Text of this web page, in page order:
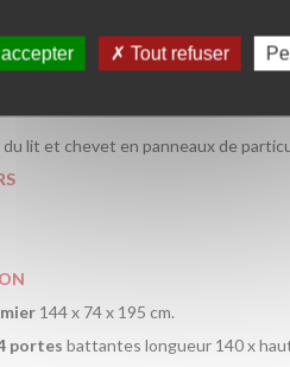
d'armoire est composé de 4 portes
très résistant, grâce à sa
lit et chevet en panneaux de
144 x 74 x 195 cm.
portes battantes longueur 140 x
Tout refuser